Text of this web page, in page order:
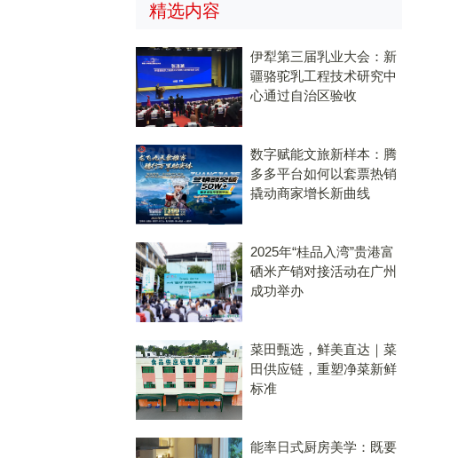
精选内容
伊犁第三届乳业大会：新
疆骆驼乳工程技术研究中
心通过自治区验收
数字赋能文旅新样本：腾
多多平台如何以套票热销
撬动商家增长新曲线
2025年“桂品入湾”贵港富
硒米产销对接活动在广州
成功举办
菜田甄选，鲜美直达｜菜
田供应链，重塑净菜新鲜
标准
能率日式厨房美学：既要